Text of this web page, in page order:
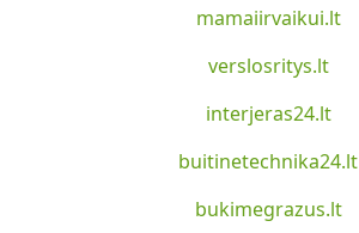
mamaiirvaikui.lt
verslosritys.lt
interjeras24.lt
buitinetechnika24.lt
bukimegrazus.lt